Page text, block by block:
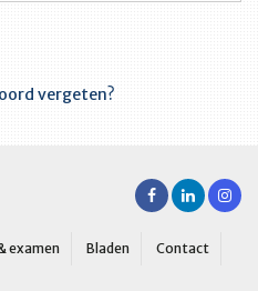
vergeten?
examen Bladen Contact